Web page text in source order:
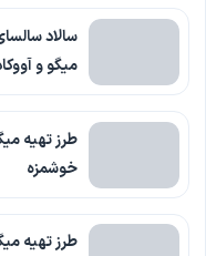
سالاد
میگو و
طرز تهیه
خوشمزه
طرز تهیه